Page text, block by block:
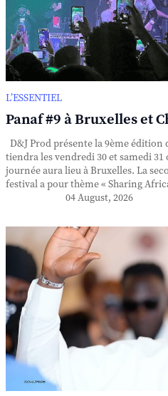
L’ESSENTIEL
Panaf #9 à Bruxelles et
D&J Prod présente la 9ème édition
tiendra les vendredi 30 et samedi
journée aura lieu à Bruxelles. La
festival a pour thème « Sharing
04 August, 2026